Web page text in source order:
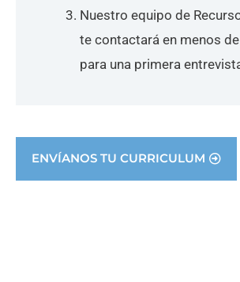
Nuestro equipo de
te contactará en menos de
para una primera
ENVÍANOS TU CURRICULUM